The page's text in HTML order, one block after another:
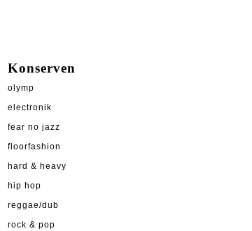
Konserven
olymp
electronik
fear no jazz
floorfashion
hard & heavy
hip hop
reggae/dub
rock & pop